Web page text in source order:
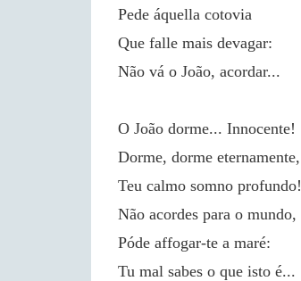
Pede áquella cotovia
Que falle mais devagar:
Não vá o João, acordar...
O João dorme... Innocente!
Dorme, dorme eternamente,
Teu calmo somno profundo!
Não acordes para o mundo,
Póde affogar-te a maré:
Tu mal sabes o que isto é...